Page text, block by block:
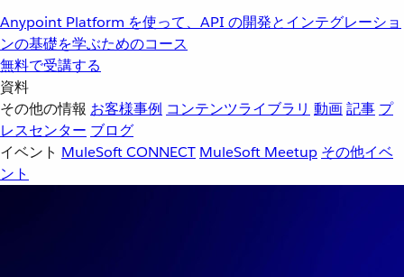
Anypoint Platform を使って、API の開発とインテグレーショ
ンの基礎を学ぶためのコース
無料で受講する
資料
その他の情報 お客様事例 コンテンツライブラリ 動画記事 プ
レスセンター ブログ
イベント MuleSoft CONNECT MuleSoft Meetup その他イベ
ント